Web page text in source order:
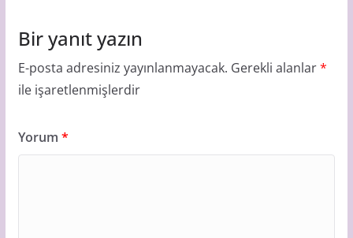
Bir yanıt yazın
E-posta adresiniz yayınlanmayacak. Gerekli alanlar*
ile işaretlenmişlerdir
Yorum *